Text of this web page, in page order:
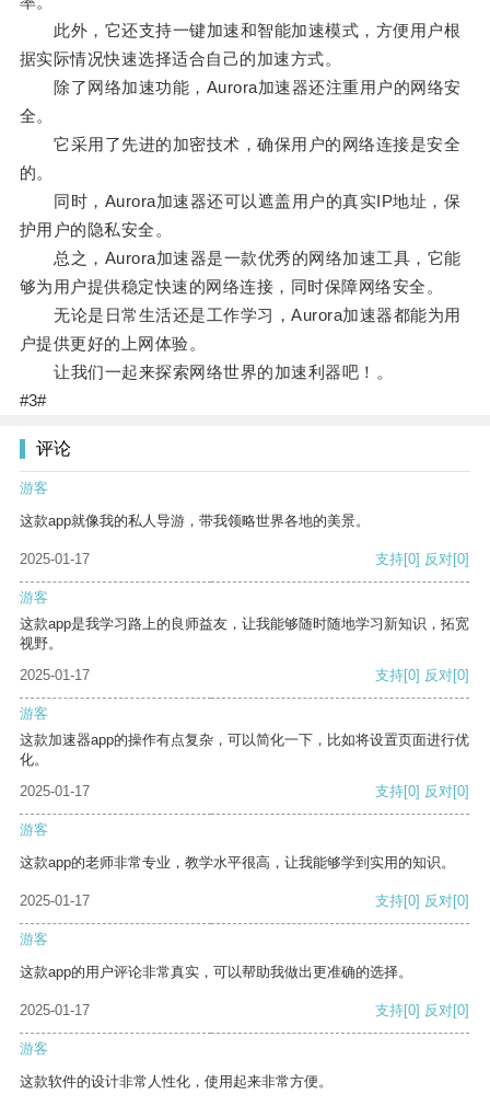
此外，它还支持一键加速和智能加速模式，方便用户根
据实际情况快速选择适合自己的加速方式。
除了网络加速功能，Aurora加速器还注重用户的网络安
全。
它采用了先进的加密技术，确保用户的网络连接是安全
的。
同时，Aurora加速器还可以遮盖用户的真实IP地址，保
护用户的隐私安全。
总之，Aurora加速器是一款优秀的网络加速工具，它能
够为用户提供稳定快速的网络连接，同时保障网络安全。
无论是日常生活还是工作学习，Aurora加速器都能为用
户提供更好的上网体验。
让我们一起来探索网络世界的加速利器吧！。
#3#
评论
游客
这款app就像我的私人导游，带我领略世界各地的美景。
2025-01-17 支持[0] 反对[0]
游客
这款app是我学习路上的良师益友，让我能够随时随地学习新知识，拓宽
视野。
2025-01-17
支持[0] 反对[0]
游客
这款加速器app的操作有点复杂，可以简化一下，比如将设置页面进行优
化。
2025-01-17
支持[0] 反对[0]
游客
这款app的老师非常专业，教学水平很高，让我能够学到实用的知识。
2025-01-17 支持[0] 反对[0]
游客
这款app的用户评论非常真实，可以帮助我做出更准确的选择。
2025-01-17 支持[0] 反对[0]
游客
这款软件的设计非常人性化，使用起来非常方便。